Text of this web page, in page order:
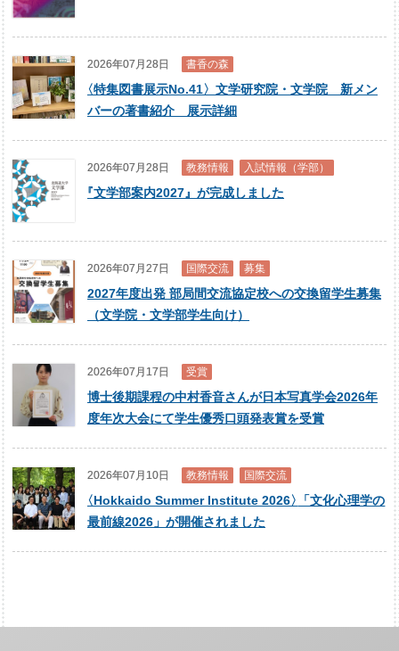
2026年07月28日 書香の森
〈特集図書展示No.41〉文学研究院・文学院 新メン
バーの著書紹介 展示詳細
2026年07月28日 教務情報 入試情報（学部）
『文学部案内2027』が完成しました
2026年07月27日 国際交流 募集
2027年度出発 部局間交流協定校への交換留学生募集
（文学院・文学部学生向け）
2026年07月17日 受賞
博士後期課程の中村香音さんが日本写真学会2026年
度年次大会にて学生優秀口頭発表賞を受賞
2026年07月10日 教務情報 国際交流
〈Hokkaido Summer Institute 2026〉
「文化心理学の
最前線2026」が開催されました